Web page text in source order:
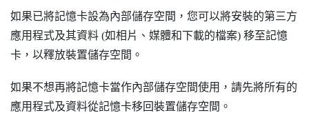
如果已將記憶卡設為內部儲存空間，您可以將安裝的第三方
應用程式及其資料 (如相片、媒體和下載的檔案) 移至記憶
卡，以釋放裝置儲存空間。
如果不想再將記憶卡當作內部儲存空間使用，請先將所有的
應用程式及資料從記憶卡移回裝置儲存空間。